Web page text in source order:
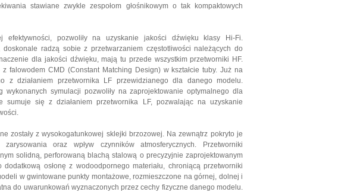
stawiane zwykle zespołom głośnikowym o tak kompaktowych
efektywności, pozwoliły na uzyskanie jakości dźwięku klasy Hi-Fi.
radzą sobie z przetwarzaniem częstotliwości należących do
dla jakości dźwięku, mają tu przede wszystkim przetworniki HF.
falowodem CMD (Constant Matching Design) w kształcie tuby. Już na
z działaniem przetwornika LF przewidzianego dla danego modelu.
wykonanych symulacji pozwoliły na zaprojektowanie optymalnego dla
sumuje się z działaniem przetwornika LF, pozwalając na uzyskanie
zostały z wysokogatunkowej sklejki brzozowej. Na zewnątrz pokryto je
oraz wpływ czynników atmosferycznych. Przetworniki
solidną, perforowaną blachą stalową o precyzyjnie zaprojektowanym
dodatkową osłonę z wodoodpornego materiału, chroniącą przetworniki
w gwintowane punkty montażowe, rozmieszczone na górnej, dolnej i
do uwarunkowań wyznaczonych przez cechy fizyczne danego modelu.